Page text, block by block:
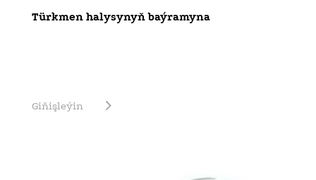
Türkmen halysynyň baýramyna
Giňişleýin